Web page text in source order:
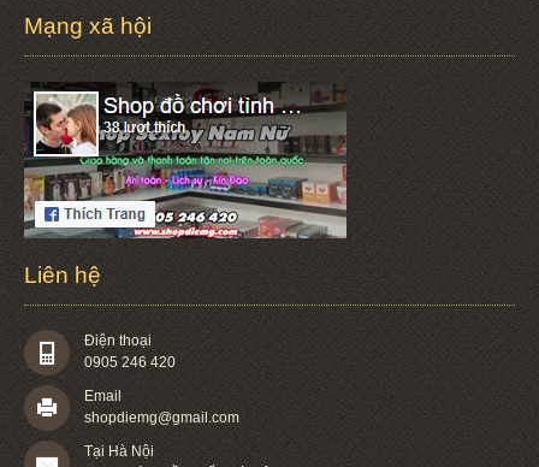
Mạng xã hội
Liên hệ
Điện thoại
0905 246 420
Email
shopdiemg@gmail.com
Tại Hà Nội